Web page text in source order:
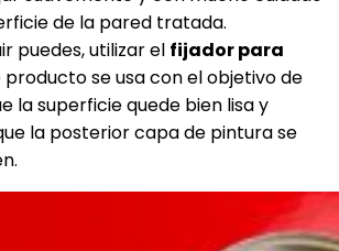
de la pared tratada.
puedes, utilizar el fijador para
producto se usa con el objetivo de
la superficie quede bien lisa y
la posterior capa de pintura se